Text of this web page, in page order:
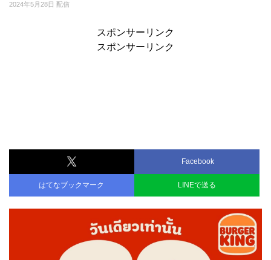
2024年5月28日 配信
スポンサーリンク
スポンサーリンク
Facebook
はてなブックマーク LINEで送る